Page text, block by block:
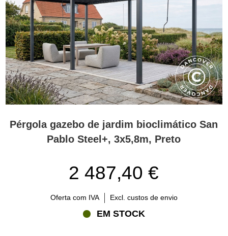
Pérgola gazebo de jardim bioclimático San
Pablo Steel+, 3x5,8m, Preto
2 487,40 €
Oferta com IVA Excl. custos de envio
EM STOCK